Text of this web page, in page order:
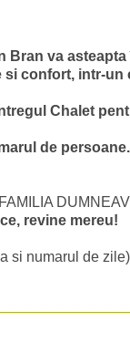
Bran va
confort, intr-un
Chalet
de persoane.
revine mereu!
si numarul de zile)